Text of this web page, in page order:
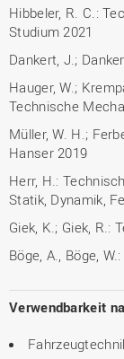
Hibbeler, R. C.:
Studium 2021
Dankert, J.;
Hauger, W.;
Technische
Müller, W. H.;
Hanser 2019
Herr, H.:
Statik, Dynamik,
Giek, K.; Giek, R.:
Böge, A., Böge,
Verwendbarkeit